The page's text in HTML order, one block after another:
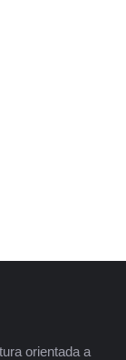
orientada a